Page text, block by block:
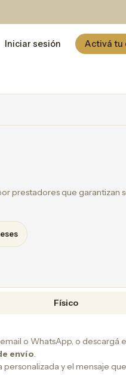
Iniciar sesión Activá tu
prestadores que garantizan
Físico
o WhatsApp, o descargá
envío
personalizada y el mensaje que